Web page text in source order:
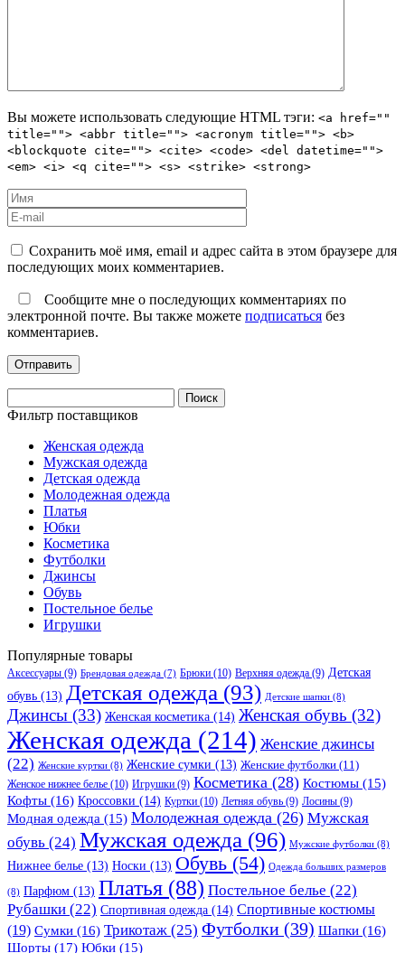
Вы можете использовать следующие HTML тэги: <a href=""
title=""> <abbr title=""> <acronym title=""> <b>
<blockquote cite=""> <cite> <code> <del datetime="">
<em> <i> <q cite=""> <s> <strike> <strong>
Сохранить моё имя, email и адрес сайта в этом браузере для
последующих моих комментариев.
Сообщите мне о последующих комментариях по
электронной почте. Вы также можете подписаться без
комментариев.
Фильтр поставщиков
Женская одежда
Мужская одежда
Детская одежда
Молодежная одежда
Платья
Юбки
Косметика
Футболки
Джинсы
Обувь
Постельное белье
Игрушки
Популярные товары
Аксессуары (9) Брендовая одежда (7) Брюки (10) Верхняя одежда (9) Детская
обувь (13) Детская одежда (93) Детские шапки (8)
Джинсы (33) Женская косметика (14) Женская обувь (32)
Женская одежда (214) Женские джинсы
(22) Женские куртки (8) Женские сумки (13) Женские футболки (11)
Женское нижнее белье (10) Игрушки (9) Косметика (28) Костюмы (15)
Кофты (16) Кроссовки (14) Куртки (10) Летняя обувь (9) Лосины (9)
Модная одежда (15) Молодежная одежда (26) Мужская
обувь (24) Мужская одежда (96) Мужские футболки (8)
Нижнее белье (13) Носки (13) Обувь (54) Одежда больших размеров
(8) Парфюм (13) Платья (88) Постельное белье (22)
Рубашки (22) Спортивная одежда (14) Спортивные костюмы
(19) Сумки (16) Трикотаж (25) Футболки (39) Шапки (16)
Шорты (17) Юбки (15)